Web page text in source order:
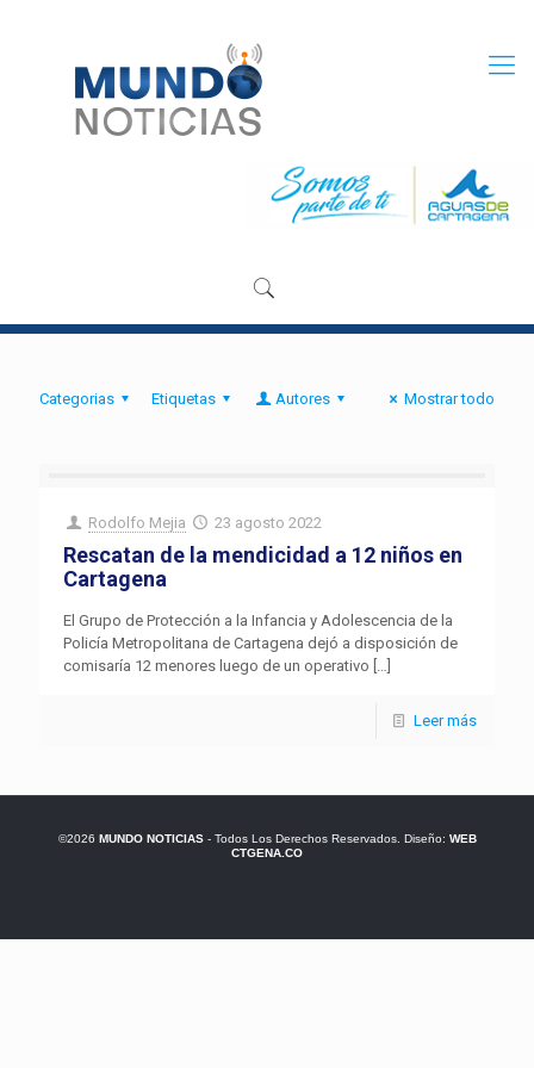
Categorias Etiquetas Autores Mostrar todo
Rodolfo Mejia 23 agosto 2022
Rescatan de la mendicidad a 12 niños en
Cartagena
El Grupo de Protección a la Infancia y Adolescencia de la
Policía Metropolitana de Cartagena dejó a disposición de
comisaría 12 menores luego de un operativo […]
Leer más
©2026 MUNDO NOTICIAS- Todos Los Derechos Reservados. Diseño: WEB
CTGENA.CO